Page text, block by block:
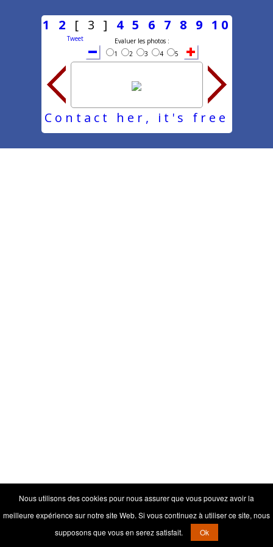
1 2 [ 3 ] 4 5 6 7 8 9 10
Tweet
Evaluer les photos :
1
2 3 4 5
Contact her, it's free
Nous utilisons des cookies pour nous assurer que vous pouvez avoir la
meilleure expérience sur notre site Web. Si vous continuez à utiliser ce site, nous
supposons que vous en serez satisfait.
Ok